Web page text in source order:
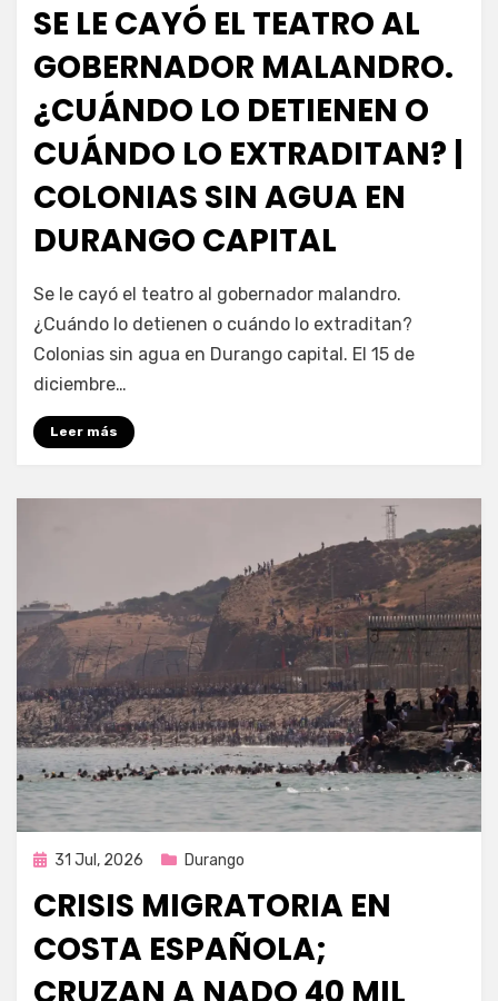
SE LE CAYÓ EL TEATRO AL
GOBERNADOR MALANDRO.
¿CUÁNDO LO DETIENEN O
CUÁNDO LO EXTRADITAN? |
COLONIAS SIN AGUA EN
DURANGO CAPITAL
por Fernando Miranda Servín
Se le cayó el teatro al gobernador malandro.
¿Cuándo lo detienen o cuándo lo extraditan?
Colonias sin agua en Durango capital. El 15 de
diciembre…
Leer más
Publicada
31 Jul, 2026 Durango
CRISIS MIGRATORIA EN
COSTA ESPAÑOLA;